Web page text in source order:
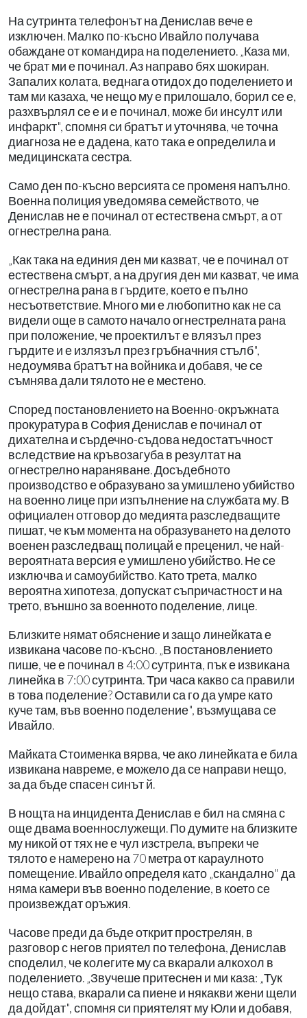
На сутринта телефонът на Денислав вече е
изключен. Малко по-късно Ивайло получава
обаждане от командира на поделението. „Каза ми,
че брат ми е починал. Аз направо бях шокиран.
Запалих колата, веднага отидох до поделението и
там ми казаха, че нещо му е прилошало, борил се е,
разхвърлял се е и е починал, може би инсулт или
инфаркт", спомня си братът и уточнява, че точна
диагноза не е дадена, като така е определила и
медицинската сестра.
Само ден по-късно версията се променя напълно.
Военна полиция уведомява семейството, че
Денислав не е починал от естествена смърт, а от
огнестрелна рана.
„Как така на единия ден ми казват, че е починал от
естествена смърт, а на другия ден ми казват, че има
огнестрелна рана в гърдите, което е пълно
несъответствие. Много ми е любопитно как не са
видели още в самото начало огнестрелната рана
при положение, че проектилът е влязъл през
гърдите и е излязъл през гръбначния стълб",
недоумява братът на войника и добавя, че се
съмнява дали тялото не е местено.
Според постановлението на Военно-окръжната
прокуратура в София Денислав е починал от
дихателна и сърдечно-съдова недостатъчност
вследствие на кръвозагуба в резултат на
огнестрелно нараняване. Досъдебното
производство е образувано за умишлено убийство
на военно лице при изпълнение на службата му. В
официален отговор до медията разследващите
пишат, че към момента на образуването на делото
военен разследващ полицай е преценил, че най-
вероятната версия е умишлено убийство. Не се
изключва и самоубийство. Като трета, малко
вероятна хипотеза, допускат съпричастност и на
трето, външно за военното поделение, лице.
Близките нямат обяснение и защо линейката е
извикана часове по-късно. „В постановлението
пише, че е починал в 4:00 сутринта, пък е извикана
линейка в 7:00 сутринта. Три часа какво са правили
в това поделение? Оставили са го да умре като
куче там, във военно поделение", възмущава се
Ивайло.
Майката Стоименка вярва, че ако линейката е била
извикана навреме, е можело да се направи нещо,
за да бъде спасен синът й.
В нощта на инцидента Денислав е бил на смяна с
още двама военнослужещи. По думите на близките
му никой от тях не е чул изстрела, въпреки че
тялото е намерено на 70 метра от караулното
помещение. Ивайло определя като „скандално" да
няма камери във военно поделение, в което се
произвеждат оръжия.
Часове преди да бъде открит прострелян, в
разговор с негов приятел по телефона, Денислав
споделил, че колегите му са вкарали алкохол в
поделението. „Звучеше притеснен и ми каза: „Тук
нещо става, вкарали са пиене и някакви жени щели
да дойдат", спомня си приятелят му Юли и добавя,